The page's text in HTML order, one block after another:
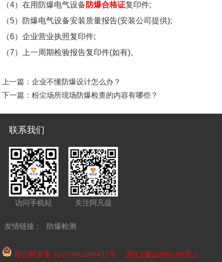
（4）在用防爆电气设备 防爆合格证复印件;
（5） 防爆电气设备安装质量报告(安装公司提供);
（6）企业营业执照复印件;
（7）上一周期检验报告复印件(如有)。
上一篇：企业不懂防爆设计怎么办？
下一篇：粉尘场所现场防爆检查的内容有哪些？
联系我们
访问手机站 关注阿凡提
友情链接： 防爆检测
苏公网安备 32059002006495号 苏ICP备20008160号-1